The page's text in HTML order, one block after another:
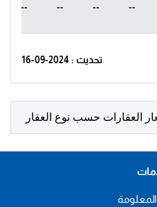
--
--
--
--
تحديث : 2024-09-16
العقارات حسب نوع العقار
المعلومة